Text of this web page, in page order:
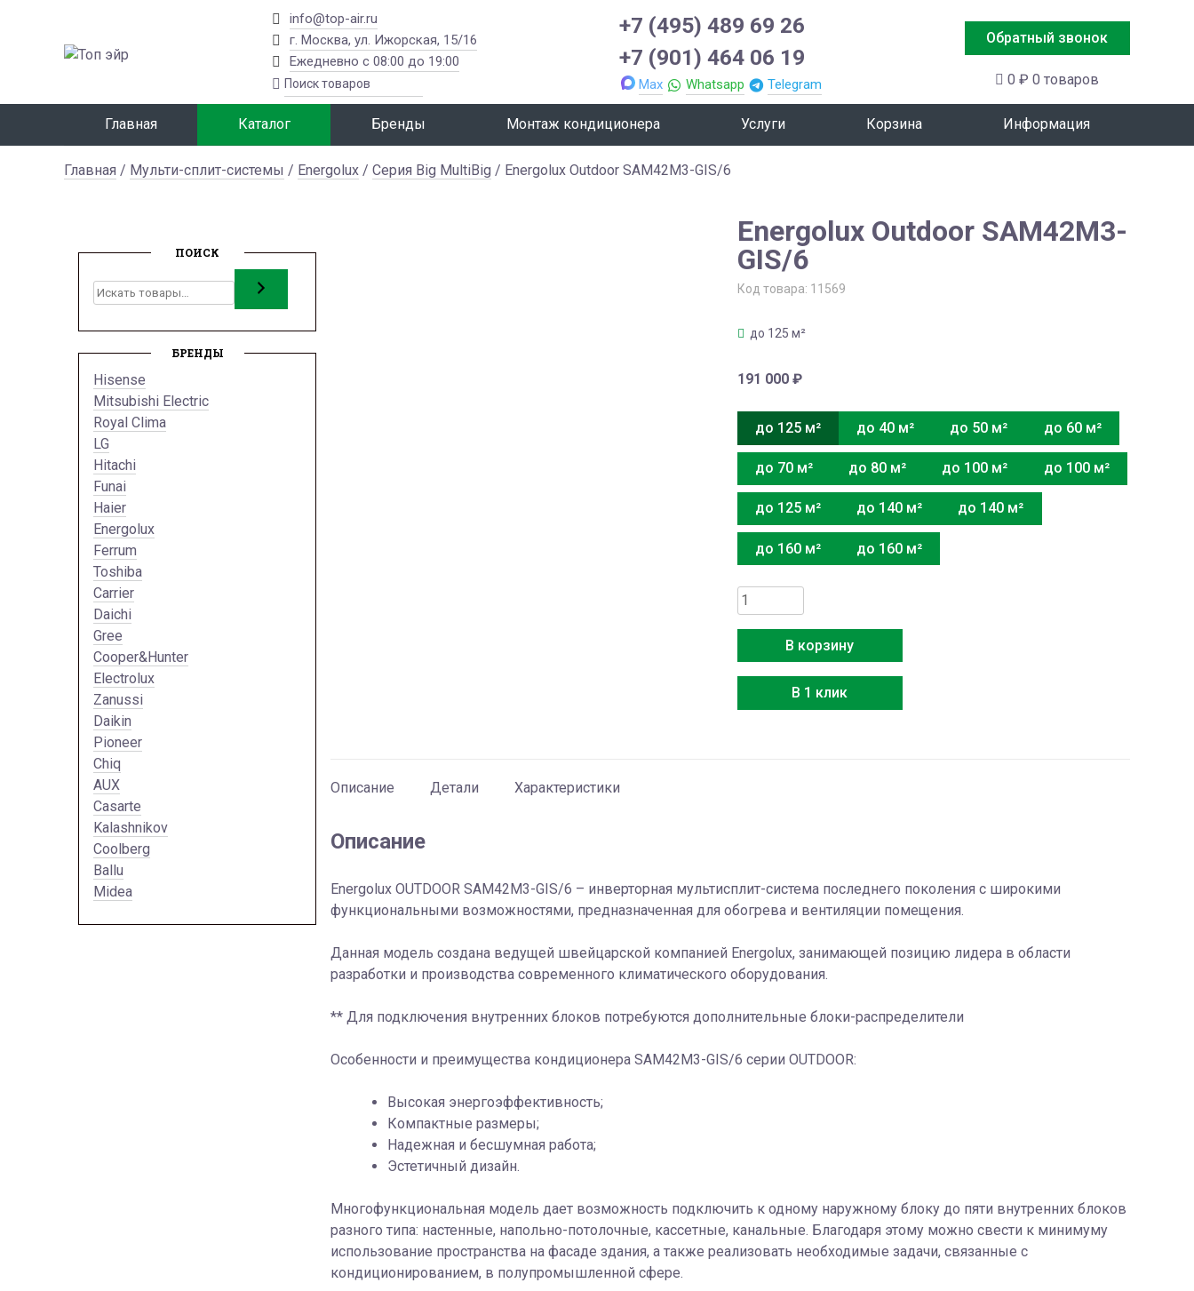
info@top-air.ru
г. Москва, ул. Ижорская, 15/16
Ежедневно с 08:00 до 19:00
+7 (495) 489 69 26
+7 (901) 464 06 19
Max Whatsapp Telegram
Обратный звонок
0 ₽ 0 товаров
Главная Каталог Бренды Монтаж кондиционера Услуги Корзина Информация
Главная / Мульти-сплит-системы / Energolux / Серия Big MultiBig / Energolux Outdoor SAM42M3-GIS/6
Energolux Outdoor SAM42M3-
GIS/6
Код товара: 11569
до 125 м²
191 000 ₽
до 125 м² до 40 м² до 50 м² до 60 м²
до 70 м² до 80 м² до 100 м² до 100 м²
до 125 м² до 140 м² до 140 м²
до 160 м² до 160 м²
Количество
товара
Energolux
Outdoor
SAM42M3-
В корзину
В 1 клик
Описание Детали Характеристики
Описание
Energolux OUTDOOR SAM42M3-GIS/6 – инверторная мультисплит-система последнего поколения с широкими
функциональными возможностями, предназначенная для обогрева и вентиляции помещения.
Данная модель создана ведущей швейцарской компанией Energolux, занимающей позицию лидера в области
разработки и производства современного климатического оборудования.
** Для подключения внутренних блоков потребуются дополнительные блоки-распределители
Особенности и преимущества кондиционера SAM42M3-GIS/6 серии OUTDOOR:
Высокая энергоэффективность;
Компактные размеры;
Надежная и бесшумная работа;
Эстетичный дизайн.
Многофункциональная модель дает возможность подключить к одному наружному блоку до пяти внутренних блоков
разного типа: настенные, напольно-потолочные, кассетные, канальные. Благодаря этому можно свести к минимуму
использование пространства на фасаде здания, а также реализовать необходимые задачи, связанные с
кондиционированием, в полупромышленной сфере.
ПОИСК
Поиск
БРЕНДЫ
Hisense
Mitsubishi Electric
Royal Clima
LG
Hitachi
Funai
Haier
Energolux
Ferrum
Toshiba
Carrier
Daichi
Gree
Cooper&Hunter
Electrolux
Zanussi
Daikin
Pioneer
Chiq
AUX
Casarte
Kalashnikov
Coolberg
Ballu
Midea